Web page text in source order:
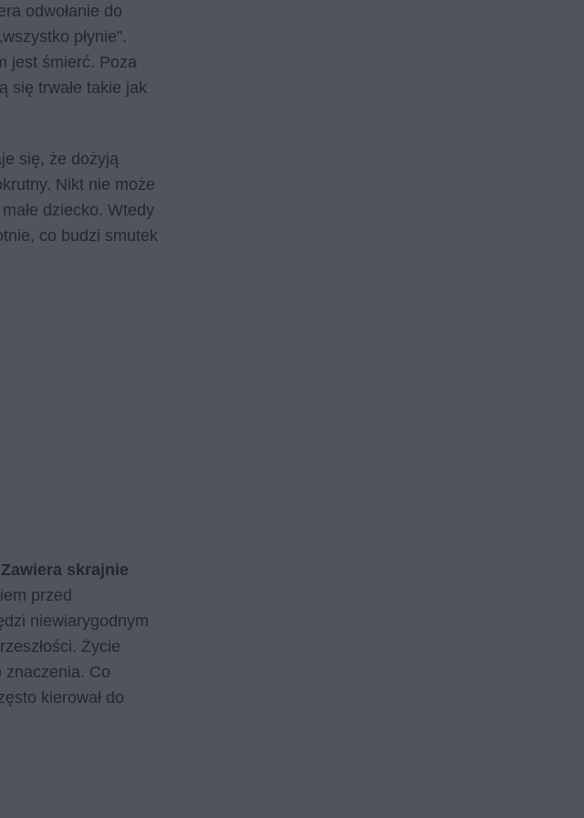
odwołanie do
płynie”.
jest śmierć. Poza
się trwałe takie jak
się, że dożyją
Nikt nie może
dziecko. Wtedy
co budzi smutek
skrajnie
przed
niewiarygodnym
Życie
znaczenia. Co
kierował do